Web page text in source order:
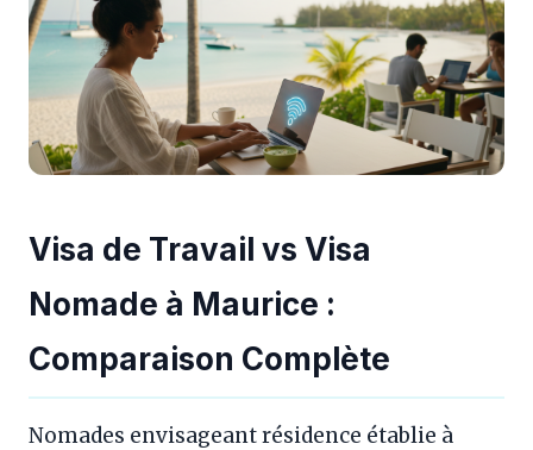
Visa de Travail vs Visa
Nomade à Maurice :
Comparaison Complète
Nomades envisageant résidence établie à